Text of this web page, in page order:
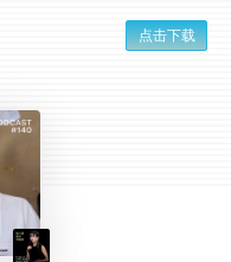
点击下载